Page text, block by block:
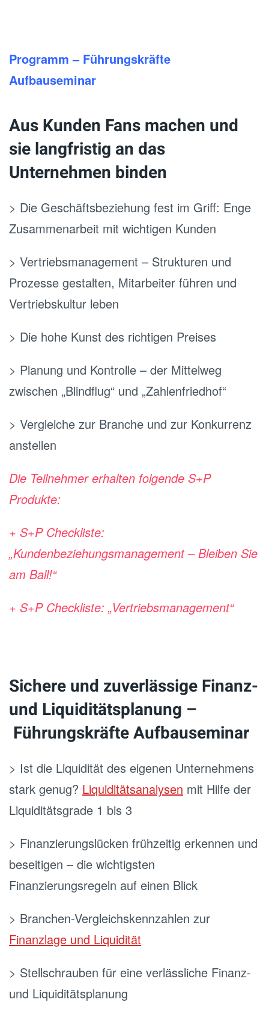
Programm – Führungskräfte
Aufbauseminar
Aus Kunden Fans machen und
sie langfristig an das
Unternehmen binden
> Die Geschäftsbeziehung fest im Griff: Enge
Zusammenarbeit mit wichtigen Kunden
> Vertriebsmanagement – Strukturen und
Prozesse gestalten, Mitarbeiter führen und
Vertriebskultur leben
> Die hohe Kunst des richtigen Preises
> Planung und Kontrolle – der Mittelweg
zwischen „Blindflug“ und „Zahlenfriedhof“
> Vergleiche zur Branche und zur Konkurrenz
anstellen
Die Teilnehmer erhalten folgende S+P
Produkte:
+ S+P Checkliste:
„Kundenbeziehungsmanagement – Bleiben Sie
am Ball!“
+ S+P Checkliste: „Vertriebsmanagement“
Sichere und zuverlässige Finanz-
und Liquiditätsplanung –
Führungskräfte Aufbauseminar
> Ist die Liquidität des eigenen Unternehmens
stark genug? Liquiditätsanalysen mit Hilfe der
Liquiditätsgrade 1 bis 3
> Finanzierungslücken frühzeitig erkennen und
beseitigen – die wichtigsten
Finanzierungsregeln auf einen Blick
> Branchen-Vergleichskennzahlen zur
Finanzlage und Liquidität
> Stellschrauben für eine verlässliche Finanz-
und Liquiditätsplanung